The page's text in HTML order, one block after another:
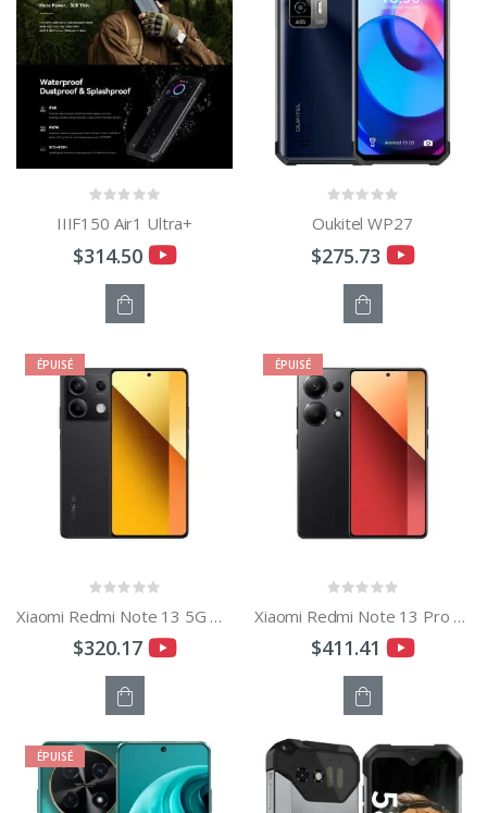
PANIER
IIIF150 Air1 Ultra+
$314.50
ÉPUISÉ
Oukitel WP27
$275.73
ÉPUISÉ
ÉPUISÉ
Xiaomi Redmi Note 13 5G Global
$320.17
ÉPUISÉ
ÉPUISÉ
Xiaomi Redmi Note 13 Pro 4G Global
$411.41
ÉPUISÉ
ÉPUISÉ